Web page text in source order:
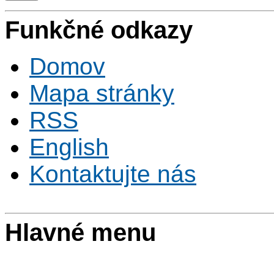
Funkčné odkazy
Domov
Mapa stránky
RSS
English
Kontaktujte nás
Hlavné menu